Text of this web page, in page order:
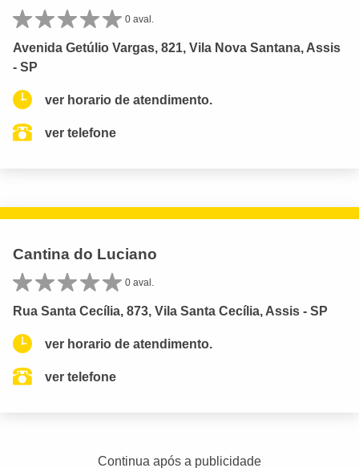
0 aval.
Avenida Getúlio Vargas, 821, Vila Nova Santana, Assis
- SP
ver horario de atendimento.
ver telefone
Cantina do Luciano
0 aval.
Rua Santa Cecília, 873, Vila Santa Cecília, Assis - SP
ver horario de atendimento.
ver telefone
Continua após a publicidade